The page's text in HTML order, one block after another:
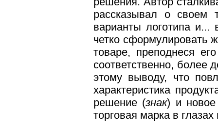
рассказывал о своем
варианты логотипа и...
четко сформулировать
товаре, преподнеся
соответственно, более
этому выводу, что
характеристика
решение (знак) и новое
торговая марка в